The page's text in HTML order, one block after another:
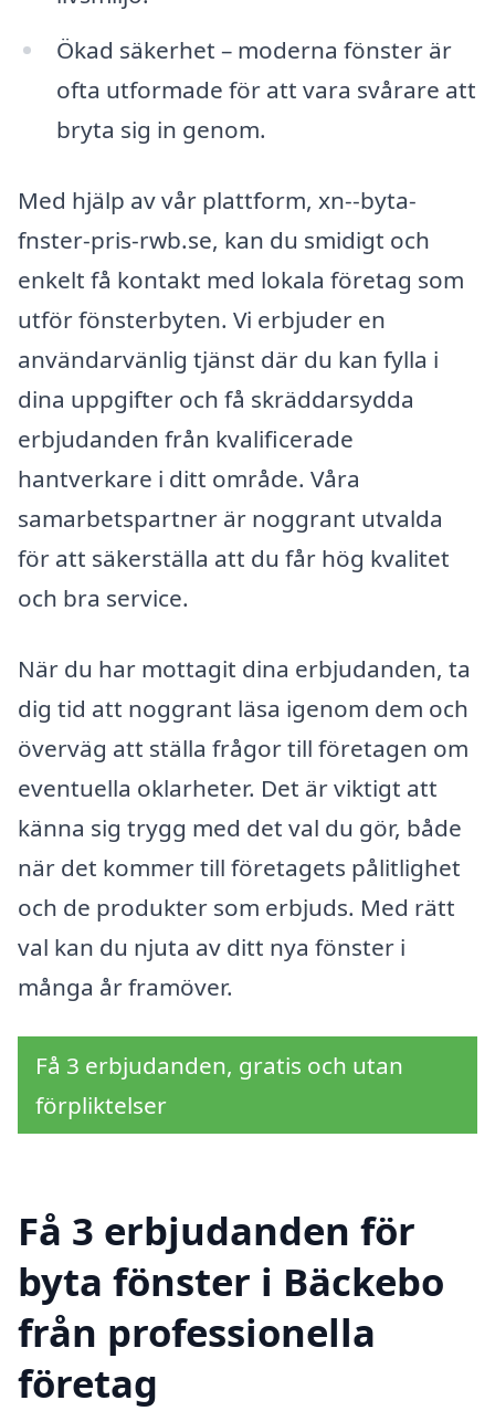
Ökad säkerhet – moderna fönster är
ofta utformade för att vara svårare att
bryta sig in genom.
Med hjälp av vår plattform, xn--byta-
fnster-pris-rwb.se, kan du smidigt och
enkelt få kontakt med lokala företag som
utför fönsterbyten. Vi erbjuder en
användarvänlig tjänst där du kan fylla i
dina uppgifter och få skräddarsydda
erbjudanden från kvalificerade
hantverkare i ditt område. Våra
samarbetspartner är noggrant utvalda
för att säkerställa att du får hög kvalitet
och bra service.
När du har mottagit dina erbjudanden, ta
dig tid att noggrant läsa igenom dem och
överväg att ställa frågor till företagen om
eventuella oklarheter. Det är viktigt att
känna sig trygg med det val du gör, både
när det kommer till företagets pålitlighet
och de produkter som erbjuds. Med rätt
val kan du njuta av ditt nya fönster i
många år framöver.
Få 3 erbjudanden, gratis och utan
förpliktelser
Få 3 erbjudanden för
byta fönster i Bäckebo
från professionella
företag